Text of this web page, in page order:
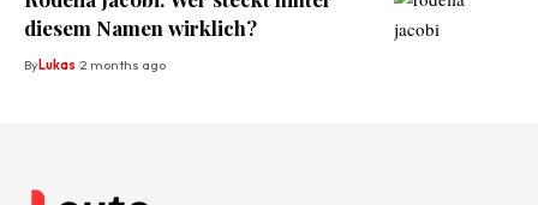
diesem Namen wirklich?
ByLukas 2 months ago